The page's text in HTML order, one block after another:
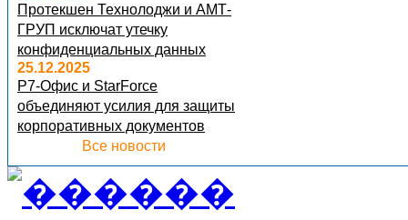
Протекшен Технолоджи и АМТ-
ГРУП исключат утечку
конфиденциальных данных
25.12.2025
Р7-Офис и StarForce
объединяют усилия для защиты
корпоративных документов
Все новости